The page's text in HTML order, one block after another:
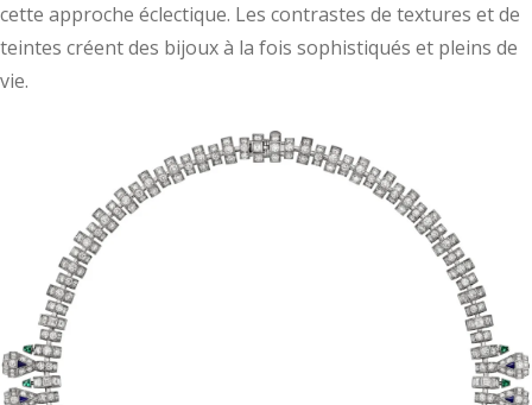
cette approche éclectique. Les contrastes de textures et de
teintes créent des bijoux à la fois sophistiqués et pleins de
vie.